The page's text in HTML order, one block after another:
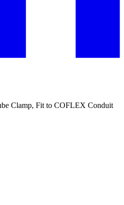
Clamp, Fit to COFLEX Conduit